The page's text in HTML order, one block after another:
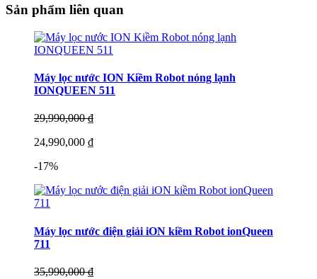
Sản phẩm liên quan
Máy lọc nước ION Kiềm Robot nóng lạnh
IONQUEEN 511
29,990,000 ₫
24,990,000 ₫
-17%
Máy lọc nước điện giải iON kiềm Robot ionQueen
711
35,990,000 ₫